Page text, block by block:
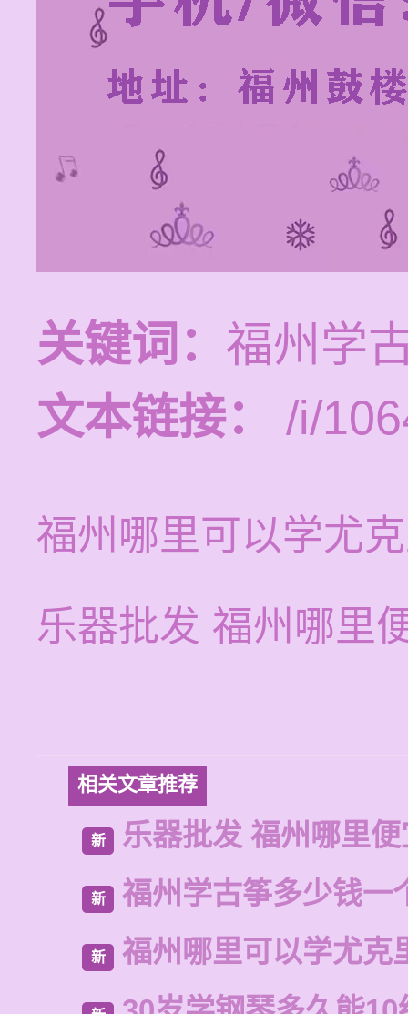
关键词： 福州学
文本链接：
/i/
福州哪里可以学尤
乐器批发 福州哪里
相关文章推荐
新 乐器批发 福州哪里
新 福州学古筝多少钱一
新 福州哪里可以学尤克